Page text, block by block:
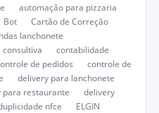
automação para pizzaria
Bot
Cartão de Correção
lanchonete
contabilidade
de pedidos
controle de
delivery para lanchonete
para restaurante
delivery
nfce
ELGIN